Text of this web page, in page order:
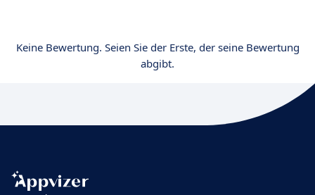
Keine Bewertung. Seien Sie der Erste, der seine Bewertung
abgibt.